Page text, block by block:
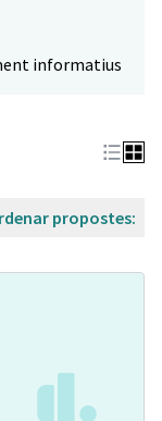
informatius
propostes: